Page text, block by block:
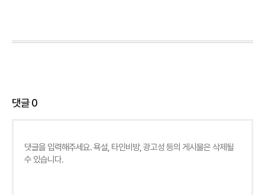
댓글0